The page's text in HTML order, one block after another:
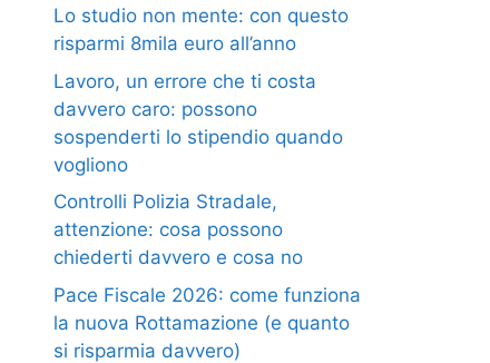
Lo studio non mente: con questo
risparmi 8mila euro all’anno
Lavoro, un errore che ti costa
davvero caro: possono
sospenderti lo stipendio quando
vogliono
Controlli Polizia Stradale,
attenzione: cosa possono
chiederti davvero e cosa no
Pace Fiscale 2026: come funziona
la nuova Rottamazione (e quanto
si risparmia davvero)